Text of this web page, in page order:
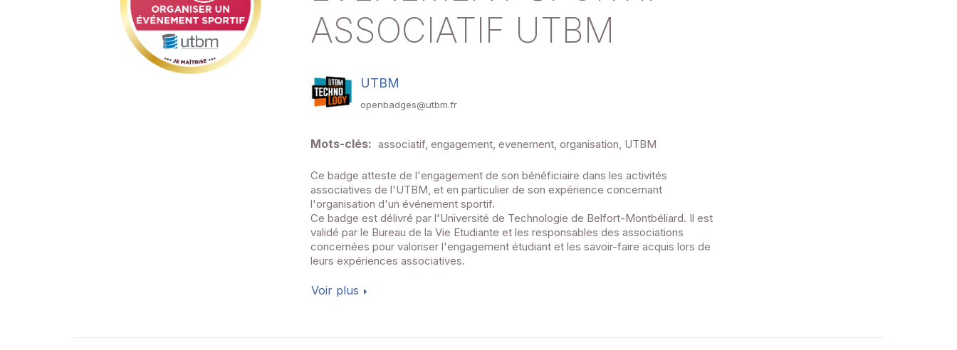
ASSOCIATIF UTBM
UTBM
openbadges@utbm.fr
Mots-clés: associatif, engagement, evenement, organisation, UTBM
Ce badge atteste de l'engagement de son bénéficiaire dans les activités
associatives de l'UTBM, et en particulier de son expérience concernant
l'organisation d'un événement sportif.
Ce badge est délivré par l'Université de Technologie de Belfort-Montbéliard. Il est
validé par le Bureau de la Vie Etudiante et les responsables des associations
concernées pour valoriser l'engagement étudiant et les savoir-faire acquis lors de
leurs expériences associatives.
Voir plus